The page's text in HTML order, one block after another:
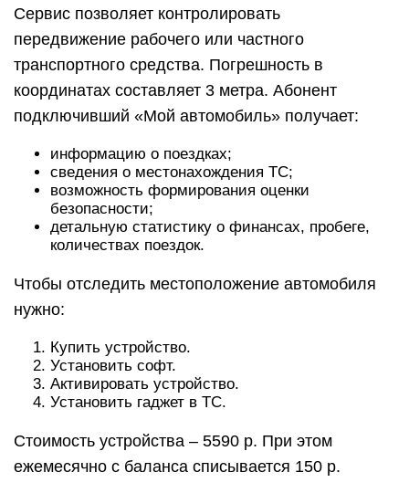
Сервис позволяет контролировать
передвижение рабочего или частного
транспортного средства. Погрешность в
координатах составляет 3 метра. Абонент
подключивший «Мой автомобиль» получает:
информацию о поездках;
сведения о местонахождения ТС;
возможность формирования оценки
безопасности;
детальную статистику о финансах, пробеге,
количествах поездок.
Чтобы отследить местоположение автомобиля
нужно:
Купить устройство.
Установить софт.
Активировать устройство.
Установить гаджет в ТС.
Стоимость устройства – 5590 р. При этом
ежемесячно с баланса списывается 150 р.